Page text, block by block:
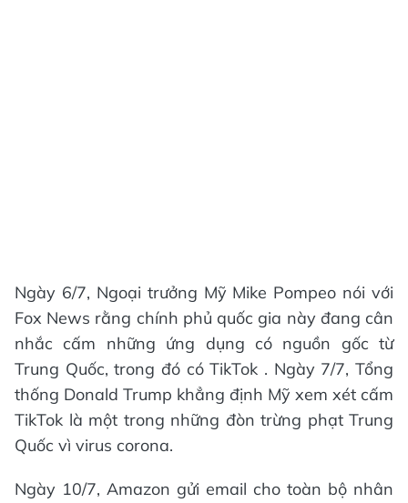
Ngày 6/7, Ngoại trưởng Mỹ Mike Pompeo nói với
Fox News rằng chính phủ quốc gia này đang cân
nhắc cấm những ứng dụng có nguồn gốc từ
Trung Quốc, trong đó có TikTok . Ngày 7/7, Tổng
thống Donald Trump khẳng định Mỹ xem xét cấm
TikTok là một trong những đòn trừng phạt Trung
Quốc vì virus corona.
Ngày 10/7, Amazon gửi email cho toàn bộ nhân